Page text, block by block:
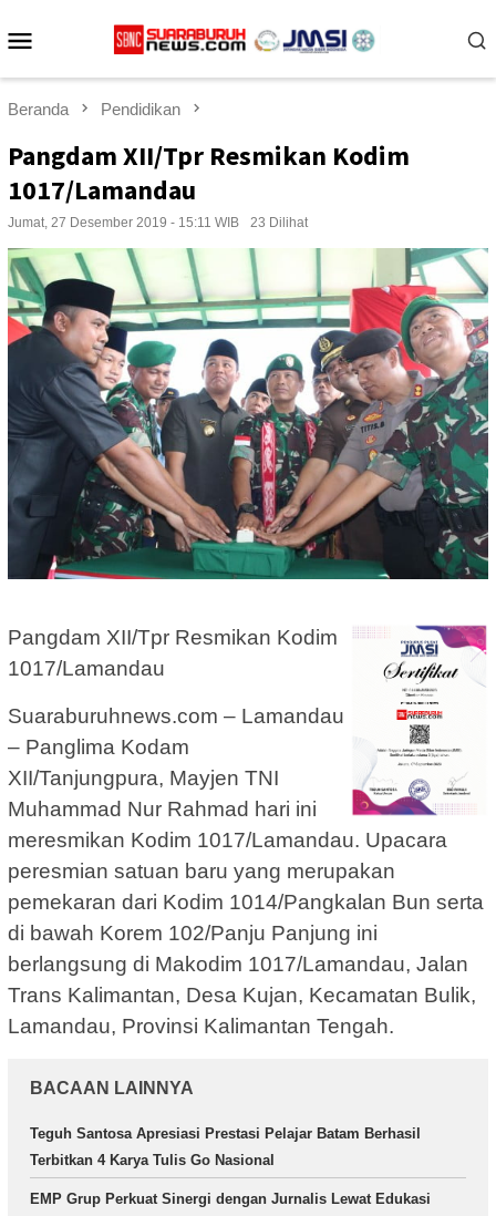
ke
Beranda Pendidikan
Pangdam XII/Tpr Resmikan Kodim
1017/Lamandau
Jumat, 27 Desember 2019 - 15:11 WIB 23 Dilihat
Pangdam XII/Tpr Resmikan Kodim
1017/Lamandau
Suaraburuhnews.com – Lamandau
– Panglima Kodam
XII/Tanjungpura, Mayjen TNI
Muhammad Nur Rahmad hari ini
meresmikan Kodim 1017/Lamandau. Upacara
peresmian satuan baru yang merupakan
pemekaran dari Kodim 1014/Pangkalan Bun serta
di bawah Korem 102/Panju Panjung ini
berlangsung di Makodim 1017/Lamandau, Jalan
Trans Kalimantan, Desa Kujan, Kecamatan Bulik,
Lamandau, Provinsi Kalimantan Tengah.
BACAAN LAINNYA
Teguh Santosa Apresiasi Prestasi Pelajar Batam Berhasil
Terbitkan 4 Karya Tulis Go Nasional
EMP Grup Perkuat Sinergi dengan Jurnalis Lewat Edukasi